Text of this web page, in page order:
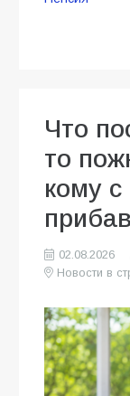
Что
то
кому с
02.08.2026
Новости в